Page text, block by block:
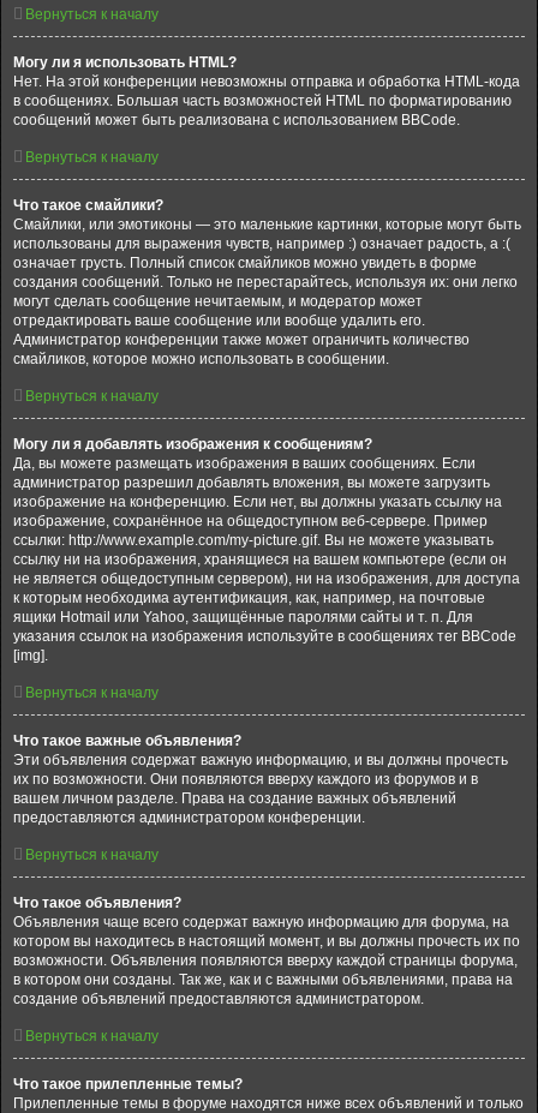
Вернуться к началу
Могу ли я использовать HTML?
Нет. На этой конференции невозможны отправка и обработка HTML-кода
в сообщениях. Большая часть возможностей HTML по форматированию
сообщений может быть реализована с использованием BBCode.
Вернуться к началу
Что такое смайлики?
Смайлики, или эмотиконы — это маленькие картинки, которые могут быть
использованы для выражения чувств, например :) означает радость, а :(
означает грусть. Полный список смайликов можно увидеть в форме
создания сообщений. Только не перестарайтесь, используя их: они легко
могут сделать сообщение нечитаемым, и модератор может
отредактировать ваше сообщение или вообще удалить его.
Администратор конференции также может ограничить количество
смайликов, которое можно использовать в сообщении.
Вернуться к началу
Могу ли я добавлять изображения к сообщениям?
Да, вы можете размещать изображения в ваших сообщениях. Если
администратор разрешил добавлять вложения, вы можете загрузить
изображение на конференцию. Если нет, вы должны указать ссылку на
изображение, сохранённое на общедоступном веб-сервере. Пример
ссылки: http://www.example.com/my-picture.gif. Вы не можете указывать
ссылку ни на изображения, хранящиеся на вашем компьютере (если он
не является общедоступным сервером), ни на изображения, для доступа
к которым необходима аутентификация, как, например, на почтовые
ящики Hotmail или Yahoo, защищённые паролями сайты и т. п. Для
указания ссылок на изображения используйте в сообщениях тег BBCode
[img].
Вернуться к началу
Что такое важные объявления?
Эти объявления содержат важную информацию, и вы должны прочесть
их по возможности. Они появляются вверху каждого из форумов и в
вашем личном разделе. Права на создание важных объявлений
предоставляются администратором конференции.
Вернуться к началу
Что такое объявления?
Объявления чаще всего содержат важную информацию для форума, на
котором вы находитесь в настоящий момент, и вы должны прочесть их по
возможности. Объявления появляются вверху каждой страницы форума,
в котором они созданы. Так же, как и с важными объявлениями, права на
создание объявлений предоставляются администратором.
Вернуться к началу
Что такое прилепленные темы?
Прилепленные темы в форуме находятся ниже всех объявлений и только